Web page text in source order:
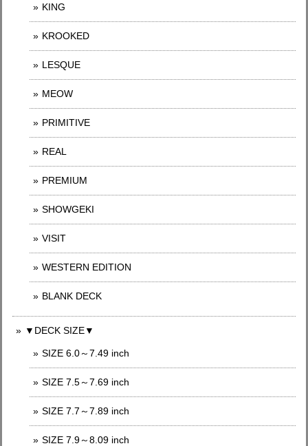
KING
KROOKED
LESQUE
MEOW
PRIMITIVE
REAL
PREMIUM
SHOWGEKI
VISIT
WESTERN EDITION
BLANK DECK
▼DECK SIZE▼
SIZE 6.0～7.49 inch
SIZE 7.5～7.69 inch
SIZE 7.7～7.89 inch
SIZE 7.9～8.09 inch